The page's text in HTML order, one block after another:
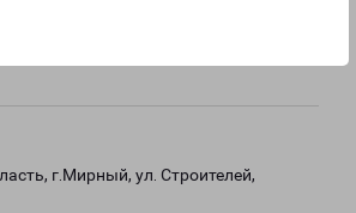
г.Мирный, ул. Строителей,